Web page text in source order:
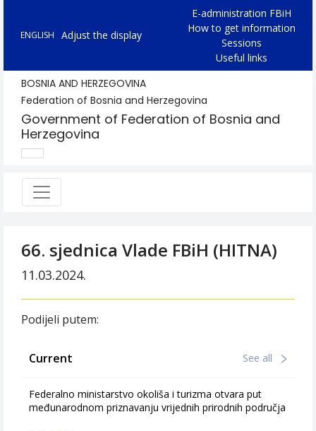
ENGLISH Adjust the display
E-administration FBiH
How to get information
Sessions
Useful links
BOSNIA AND HERZEGOVINA
Federation of Bosnia and Herzegovina
Government of Federation of Bosnia and
Herzegovina
66. sjednica Vlade FBiH (HITNA)
11.03.2024.
Podijeli putem:
Current See all
Federalno ministarstvo okoliša i turizma otvara put
međunarodnom priznavanju vrijednih prirodnih područja